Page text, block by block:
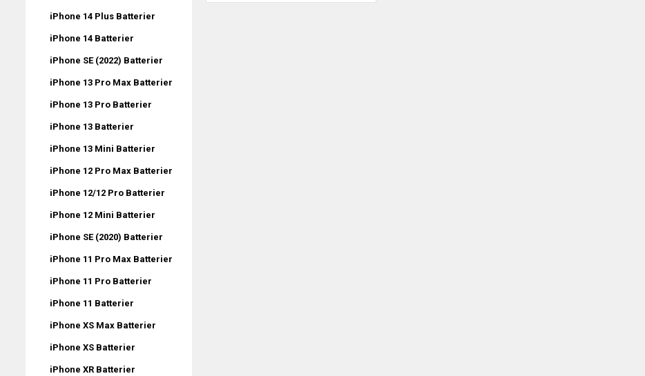
iPhone 14 Plus Batterier
iPhone 14 Batterier
iPhone SE (2022) Batterier
iPhone 13 Pro Max Batterier
iPhone 13 Pro Batterier
iPhone 13 Batterier
iPhone 13 Mini Batterier
iPhone 12 Pro Max Batterier
iPhone 12/12 Pro Batterier
iPhone 12 Mini Batterier
iPhone SE (2020) Batterier
iPhone 11 Pro Max Batterier
iPhone 11 Pro Batterier
iPhone 11 Batterier
iPhone XS Max Batterier
iPhone XS Batterier
iPhone XR Batterier